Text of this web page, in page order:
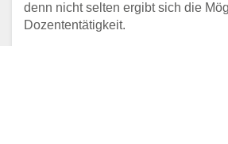
denn nicht selten ergibt sich die
Dozententätigkeit.